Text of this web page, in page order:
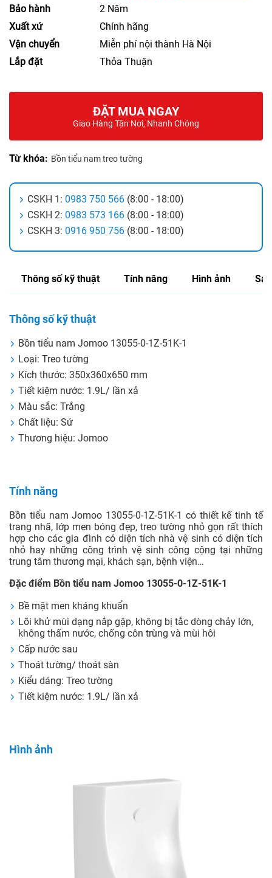
Bảo hành
2 Năm
Xuất xứ
Chính hãng
Vận chuyển
Miễn phí nội thành Hà Nội
Lắp đặt
Thỏa Thuận
ĐẶT MUA NGAY
Giao Hàng Tận Nơi, Nhanh Chóng
Từ khóa: Bồn tiểu nam treo tường
CSKH 1: 0983 750 566 (8:00 - 18:00)
CSKH 2: 0983 573 166 (8:00 - 18:00)
CSKH 3: 0916 950 756 (8:00 - 18:00)
Thông số kỹ thuật Tính năng Hình ảnh
Thông số kỹ thuật
Bồn tiểu nam Jomoo 13055-0-1Z-51K-1
Loại: Treo tường
Kích thước: 350x360x650 mm
Tiết kiệm nước: 1.9L/ lần xả
Màu sắc: Trắng
Chất liệu: Sứ
Thương hiệu: Jomoo
Tính năng
Bồn tiểu nam Jomoo 13055-0-1Z-51K-1 có thiết kế tinh tế
trang nhã, lớp men bóng đẹp, treo tường nhỏ gọn rất thích
hợp cho các gia đình có diện tích nhà vệ sinh có diện tích
nhỏ hay những công trình vệ sinh công cộng tại những
trung tâm thương mại, khách sạn, bệnh viện…
Đặc điểm Bồn tiểu nam Jomoo 13055-0-1Z-51K-1
Bề mặt men kháng khuẩn
Lõi khử mùi dạng nắp gập, không bị tắc dòng chảy lớn,
không thấm nước, chống côn trùng và mùi hôi
Cấp nước sau
Thoát tường/ thoát sàn
Kiểu dáng: Treo tường
Tiết kiệm nước: 1.9L/ lần xả
Hình ảnh